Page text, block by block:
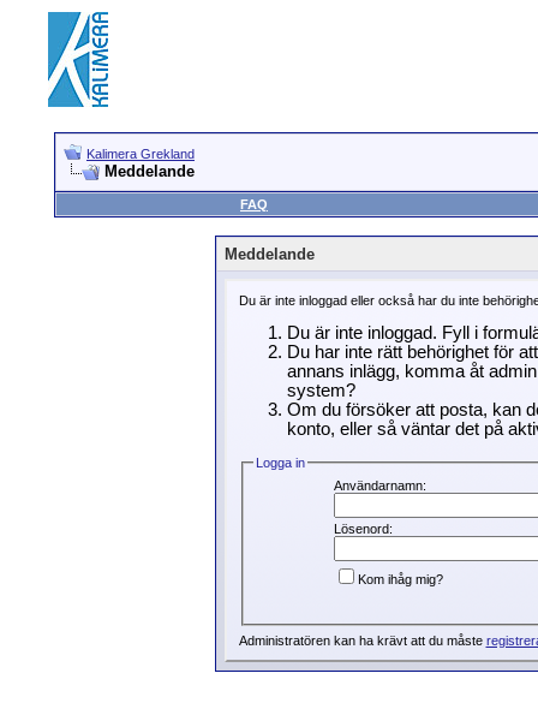
Kalimera Grekland
Meddelande
FAQ
Meddelande
Du är inte inloggad eller också har du inte
Du är inte inloggad. Fyll i
Du har inte rätt behörighet för
annans inlägg, komma åt
system?
Om du försöker att posta, kan
konto, eller så väntar det på
Logga in
Användarnamn:
Lösenord:
Kom ihåg mig?
Administratören kan ha krävt att du måste